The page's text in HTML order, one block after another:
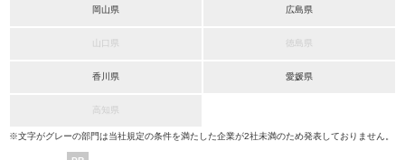
岡山県 広島県
山口県 徳島県
香川県 愛媛県
高知県
※文字がグレーの部門は当社規定の条件を満たした企業が2社未満のため発表しておりません。